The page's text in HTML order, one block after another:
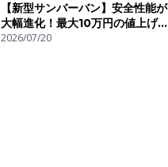
【新型サンバーバン】安全性能が
大幅進化！最大10万円の値上げで
も買う価値はあるのか？| #スバ
2026/07/20